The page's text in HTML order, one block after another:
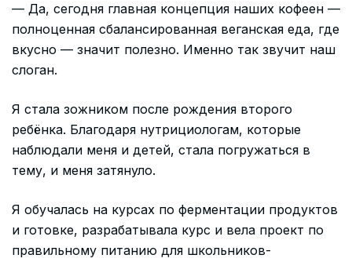
— Да, сегодня главная концепция наших кофеен —
полноценная сбалансированная веганская еда, где
вкусно — значит полезно. Именно так звучит наш
слоган.
Я стала зожником после рождения второго
ребёнка. Благодаря нутрициологам, которые
наблюдали меня и детей, стала погружаться в
тему, и меня затянуло.
Я обучалась на курсах по ферментации продуктов
и готовке, разрабатывала курс и вела проект по
правильному питанию для школьников-